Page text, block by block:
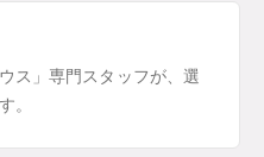
ス」専門スタッフが、選
。